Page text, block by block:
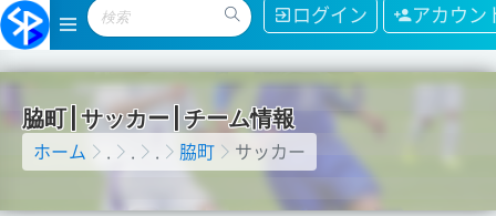
ログイン アカウン
脇町 サッカー チーム情報
ホーム 脇町 サッカー